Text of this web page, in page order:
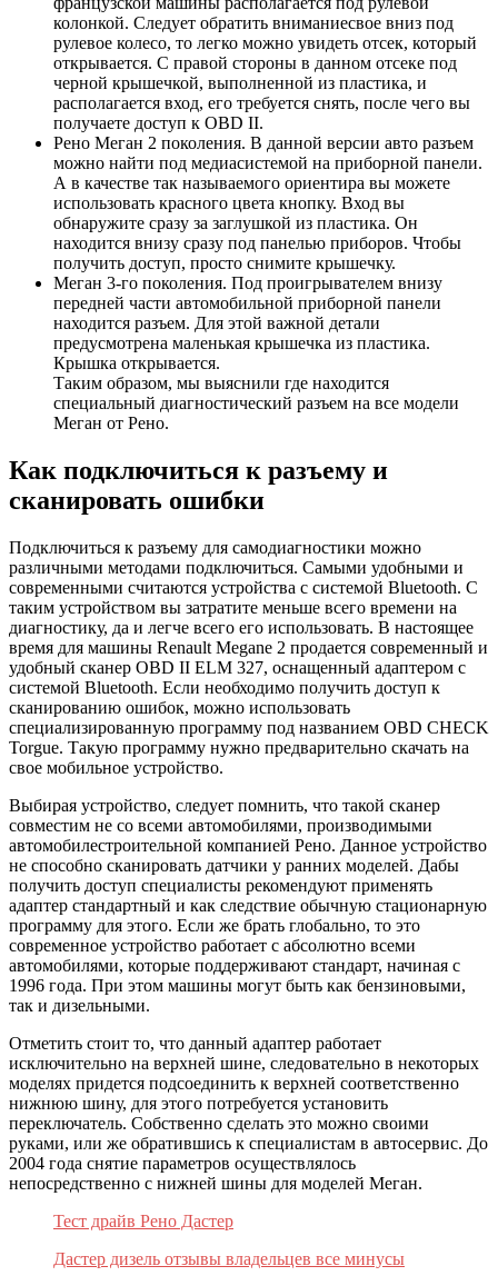
колонкой. Следует обратить вниманиесвое вниз под
рулевое колесо, то легко можно увидеть отсек, который
открывается. С правой стороны в данном отсеке под
черной крышечкой, выполненной из пластика, и
располагается вход, его требуется снять, после чего вы
получаете доступ к OBD II.
Рено Меган 2 поколения. В данной версии авто разъем
можно найти под медиасистемой на приборной панели.
А в качестве так называемого ориентира вы можете
использовать красного цвета кнопку. Вход вы
обнаружите сразу за заглушкой из пластика. Он
находится внизу сразу под панелью приборов. Чтобы
получить доступ, просто снимите крышечку.
Меган 3-го поколения. Под проигрывателем внизу
передней части автомобильной приборной панели
находится разъем. Для этой важной детали
предусмотрена маленькая крышечка из пластика.
Крышка открывается.
Таким образом, мы выяснили где находится
специальный диагностический разъем на все модели
Меган от Рено.
Как подключиться к разъему и
сканировать ошибки
Подключиться к разъему для самодиагностики можно
различными методами подключиться. Самыми удобными и
современными считаются устройства с системой Bluetooth. С
таким устройством вы затратите меньше всего времени на
диагностику, да и легче всего его использовать. В настоящее
время для машины Renault Megane 2 продается современный и
удобный сканер OBD II ELM 327, оснащенный адаптером с
системой Bluetooth. Если необходимо получить доступ к
сканированию ошибок, можно использовать
специализированную программу под названием OBD CHECK
Torgue. Такую программу нужно предварительно скачать на
свое мобильное устройство.
Выбирая устройство, следует помнить, что такой сканер
совместим не со всеми автомобилями, производимыми
автомобилестроительной компанией Рено. Данное устройство
не способно сканировать датчики у ранних моделей. Дабы
получить доступ специалисты рекомендуют применять
адаптер стандартный и как следствие обычную стационарную
программу для этого. Если же брать глобально, то это
современное устройство работает с абсолютно всеми
автомобилями, которые поддерживают стандарт, начиная с
1996 года. При этом машины могут быть как бензиновыми,
так и дизельными.
Отметить стоит то, что данный адаптер работает
исключительно на верхней шине, следовательно в некоторых
моделях придется подсоединить к верхней соответственно
нижнюю шину, для этого потребуется установить
переключатель. Собственно сделать это можно своими
руками, или же обратившись к специалистам в автосервис. До
2004 года снятие параметров осуществлялось
непосредственно с нижней шины для моделей Меган.
Тест драйв Рено Дастер
Дастер дизель отзывы владельцев все минусы